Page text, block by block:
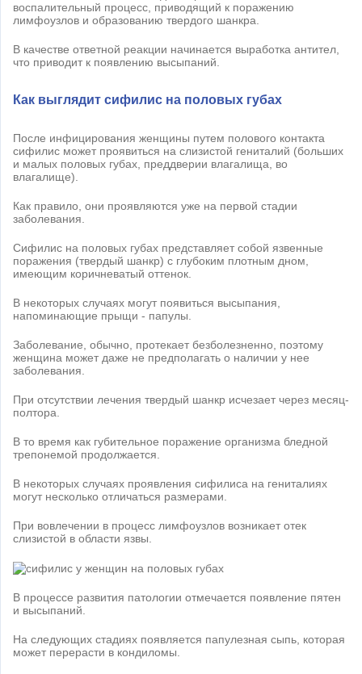
воспалительный процесс, приводящий к поражению
лимфоузлов и образованию твердого шанкра.
В качестве ответной реакции начинается выработка антител,
что приводит к появлению высыпаний.
Как выглядит сифилис на половых губах
После инфицирования женщины путем полового контакта
сифилис может проявиться на слизистой гениталий (больших
и малых половых губах, преддверии влагалища, во
влагалище).
Как правило, они проявляются уже на первой стадии
заболевания.
Сифилис на половых губах представляет собой язвенные
поражения (твердый шанкр) с глубоким плотным дном,
имеющим коричневатый оттенок.
В некоторых случаях могут появиться высыпания,
напоминающие прыщи - папулы.
Заболевание, обычно, протекает безболезненно, поэтому
женщина может даже не предполагать о наличии у нее
заболевания.
При отсутствии лечения твердый шанкр исчезает через месяц-
полтора.
В то время как губительное поражение организма бледной
трепонемой продолжается.
В некоторых случаях проявления сифилиса на гениталиях
могут несколько отличаться размерами.
При вовлечении в процесс лимфоузлов возникает отек
слизистой в области язвы.
В процессе развития патологии отмечается появление пятен
и высыпаний.
На следующих стадиях появляется папулезная сыпь, которая
может перерасти в кондиломы.